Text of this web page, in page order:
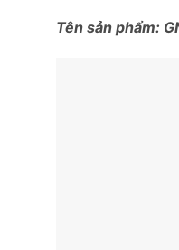
Tên sản phẩm: